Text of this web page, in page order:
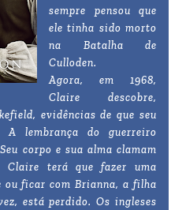
sempre pensou que
ele tinha sido morto
na Batalha de
Culloden.
Agora, em 1968,
Claire descobre,
evidências de que seu
lembrança do guerreiro
corpo e sua alma clamam
Claire terá que fazer uma
ou ficar com Brianna, a filha
está perdido. Os ingleses